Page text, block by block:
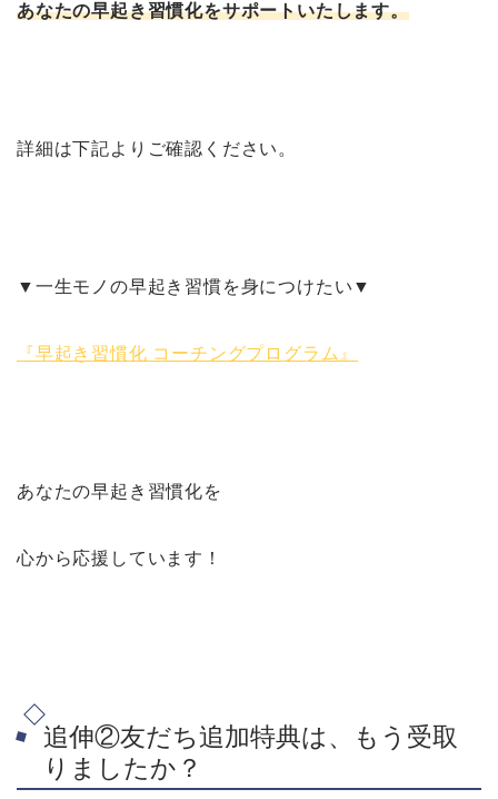
あなたの早起き習慣化をサポートいたします。
詳細は下記よりご確認ください。
▼一生モノの早起き習慣を身につけたい▼
『早起き習慣化 コーチングプログラム』
あなたの早起き習慣化を
心から応援しています！
追伸②友だち追加特典は、もう受取
りましたか？